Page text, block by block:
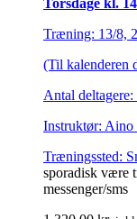
Torsdage kl.
Træning: 13/8,
(Til kalenderen
Antal
Instruktør: Aino
Træningssted:
sporadisk være
messenger/sms